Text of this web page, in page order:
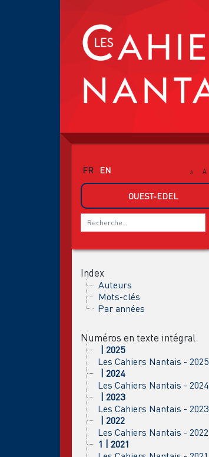
FR EN A A
OUEST-EDEL
Index
Auteurs
Mots-clés
Par années
Numéros en texte intégral
| 2025
Les Cahiers Nantais - 2025
| 2024
Les Cahiers Nantais - 2024
| 2023
Les Cahiers Nantais - 2023
| 2022
Les Cahiers Nantais - 2022
1 | 2021